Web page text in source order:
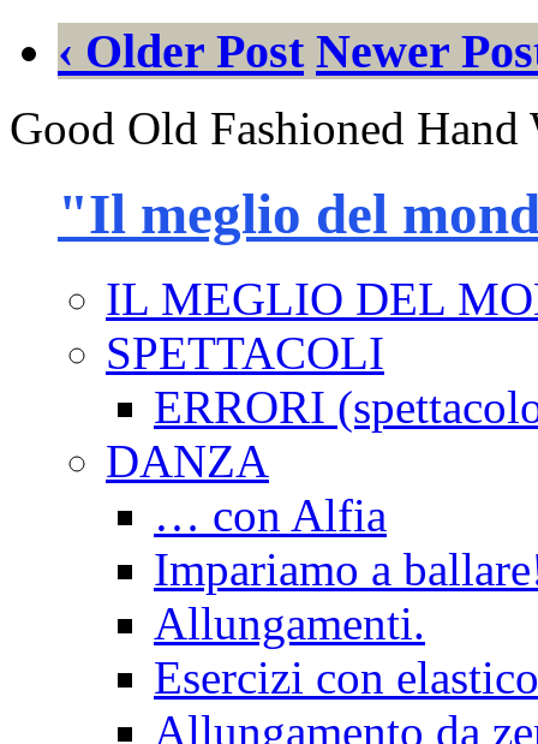
‹ Older Post Newer
Good Old Fashioned
"Il meglio del
IL MEGLIO DEL
SPETTACOLI
ERRORI
DANZA
… con Alfia
Impariamo a
Allungamenti.
Esercizi con
Allungamento da